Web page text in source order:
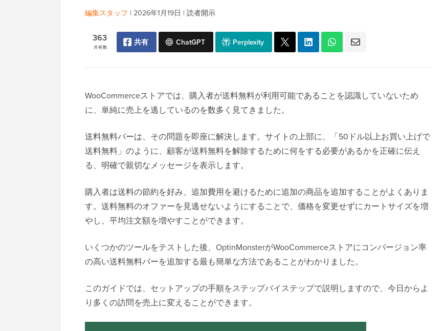
編集スタッフ | 2026年1月19日 | 読者開示
共有数
363 共有 ChatGPT Perplexity
WooCommerceストアでは、購入者が送料無料が利用可能であることを認識していないため
に、単純に売上を逃しているのを数多く見てきました。
送料無料バーは、その問題を即座に解決します。サイトの上部に、「50ドル以上お買い上げで
送料無料」のように、顧客が送料無料を解除するために何をする必要があるかを正確に伝え
る、明確で親切なメッセージを表示します。
購入者は送料の節約を好み、追加費用を避けるために追加の商品を追加することがよくありま
す。送料無料のオファーを見逃せないようにすることで、価格を変更せずにカートサイズを増
やし、平均注文額を増やすことができます。
いくつかのツールをテストした後、OptinMonsterがWooCommerceストアにコンバージョン率
の高い送料無料バーを追加する最も簡単な方法であることがわかりました。
このガイドでは、セットアップの手順をステップバイステップで説明しますので、今日からよ
り多くの訪問を売上に変えることができます。